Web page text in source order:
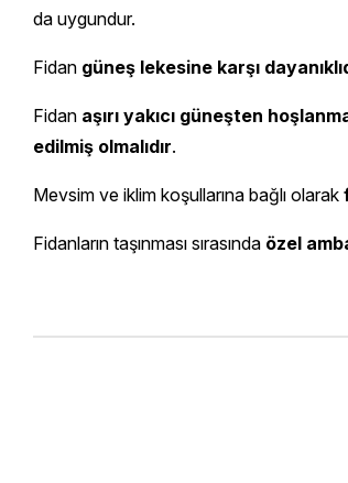
da uygundur.
Fidan güneş lekesine karşı
Fidan aşırı yakıcı güneşten
edilmiş olmalıdır.
Mevsim ve iklim koşullarına bağlı olarak
Fidanların taşınması sırasında özel